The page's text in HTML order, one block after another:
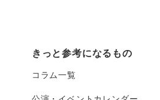
きっと参考になるもの
コラム一覧